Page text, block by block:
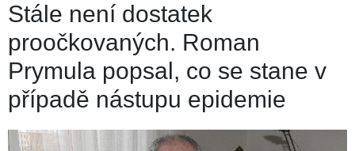
Stále není dostatek
proočkovaných. Roman
Prymula popsal, co se stane v
případě nástupu epidemie